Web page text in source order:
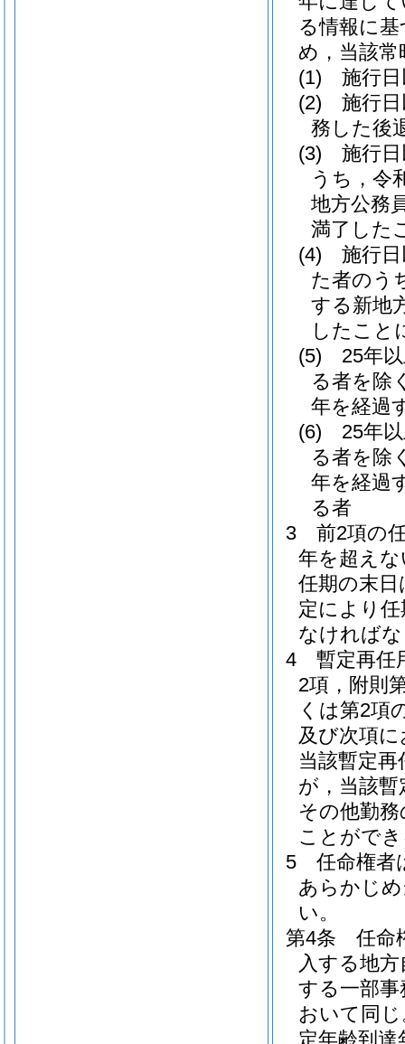
る情報に
め，当該
(1)
施行
(2)
施行
務した後
(3)
施行
うち，令
地方公務
満了した
(4)
施行
た者のう
する新地
したこと
(5)
25年
る者を除
年を経過
(6)
25年
る者を除
年を経過
る者
3
前2項の
年を超え
任期の末
定により
なければ
4
暫定再任
2項，附則
くは第2項
及び次項
当該暫定
が，当該
その他勤
ことがで
5
任命権者
あらかじ
い。
第4条
任命
入する地
する一部
おいて同じ
定年齢到